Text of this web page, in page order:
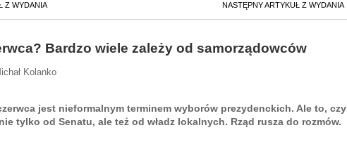
Z WYDANIA NASTĘPNY ARTYKUŁ Z WYDANIA
Bardzo wiele zależy od samorządowców
Kolanko
jest nieformalnym terminem wyborów prezydenckich. Ale to, czy
tylko od Senatu, ale też od władz lokalnych. Rząd rusza do rozmów.